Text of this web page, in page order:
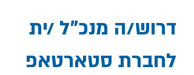
דרוש/ה מנכ"ל /ית
לחברת סטארטאפ